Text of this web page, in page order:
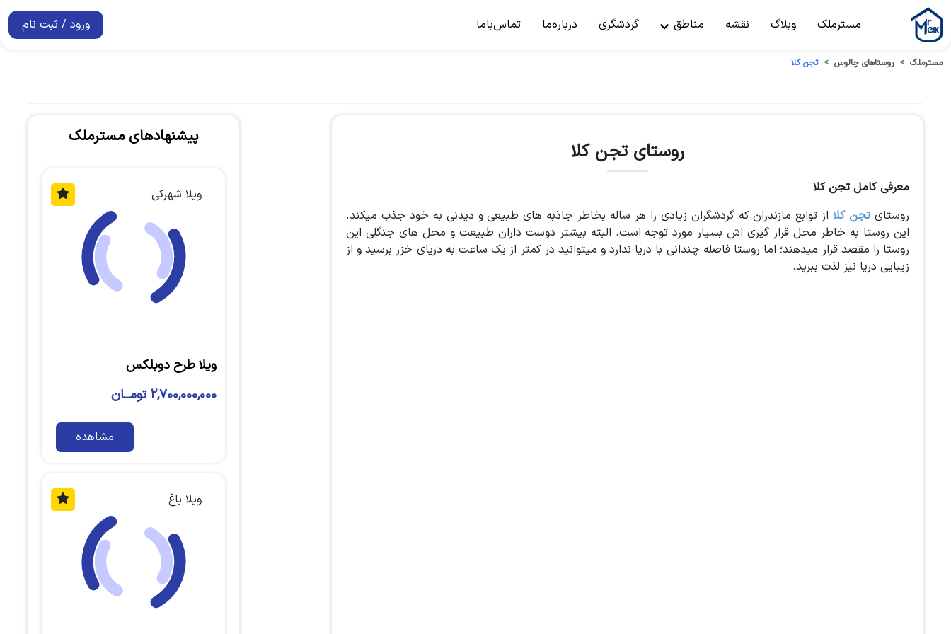
مسترملک وبلاگ نقشه مناطق گردشگری درباره‌ما تماس‌باما ورود / ثبت نام
مسترملک روستاهای چالوس تجن کلا
روستای تجن کلا
معرفی کامل تجن کلا
روستای تجن کلا از توابع مازندران که گردشگران زیادی را هر ساله بخاطر جاذبه های طبیعی و دیدنی به خود جذب میکند.
این روستا به خاطر محل قرار گیری اش بسیار مورد توجه است. البته بیشتر دوست داران طبیعت و محل های جنگلی این
روستا را مقصد قرار میدهند؛ اما روستا فاصله چندانی با دریا ندارد و میتوانید در کمتر از یک ساعت به دریای خزر برسید و از
زیبایی دریا نیز لذت ببرید.
پیشنهادهای مسترملک
ویلا شهرکی
ویلا طرح دوبلکس
2,700,000,000 تومــان
مشاهده
ویلا باغ